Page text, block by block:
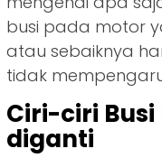
busi pada motor
atau sebaiknya
tidak
Ciri-ciri
diganti